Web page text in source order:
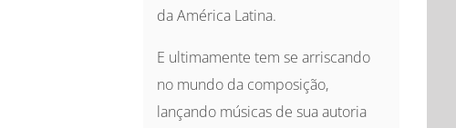
da América Latina.
E ultimamente tem se arriscando
no mundo da composição,
lançando músicas de sua autoria